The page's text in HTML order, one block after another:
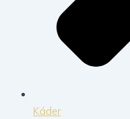
Káder